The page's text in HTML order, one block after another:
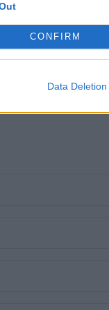
CONFIRM
Data Deletion